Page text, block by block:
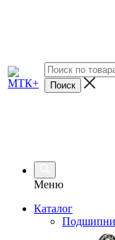
Меню
Каталог